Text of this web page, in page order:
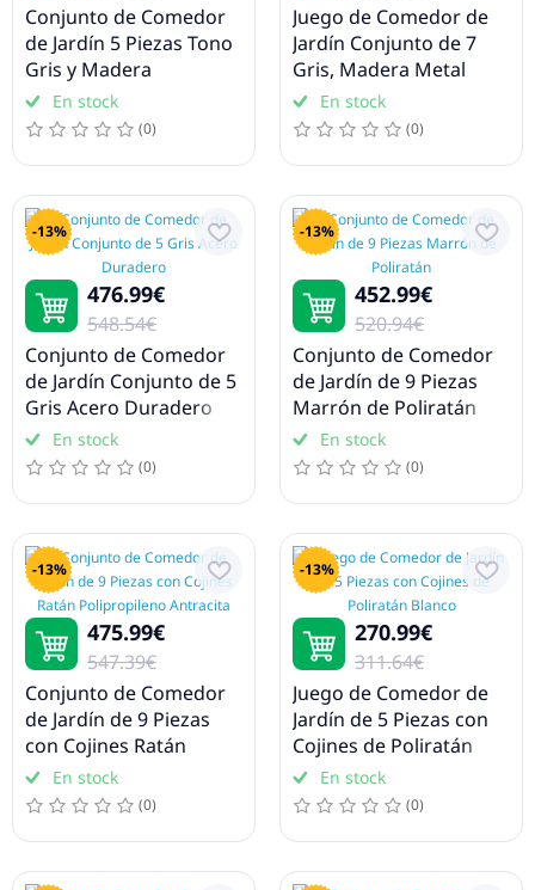
Conjunto de Comedor
de Jardín 5 Piezas Tono
Gris y Madera
En stock
(0)
Juego de Comedor de
Jardín Conjunto de 7
Gris, Madera Metal
En stock
(0)
-13%
476.99€
548.54€
Conjunto de Comedor
de Jardín Conjunto de 5
Gris Acero Duradero
En stock
(0)
-13%
452.99€
520.94€
Conjunto de Comedor
de Jardín de 9 Piezas
Marrón de Poliratán
En stock
(0)
-13%
475.99€
547.39€
Conjunto de Comedor
de Jardín de 9 Piezas
con Cojines Ratán
Polipropileno Antracita
En stock
(0)
-13%
270.99€
311.64€
Juego de Comedor de
Jardín de 5 Piezas con
Cojines de Poliratán
BlancoEn stock
(0)